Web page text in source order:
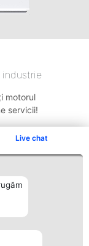
Live chat
industrie
motorul
servicii!